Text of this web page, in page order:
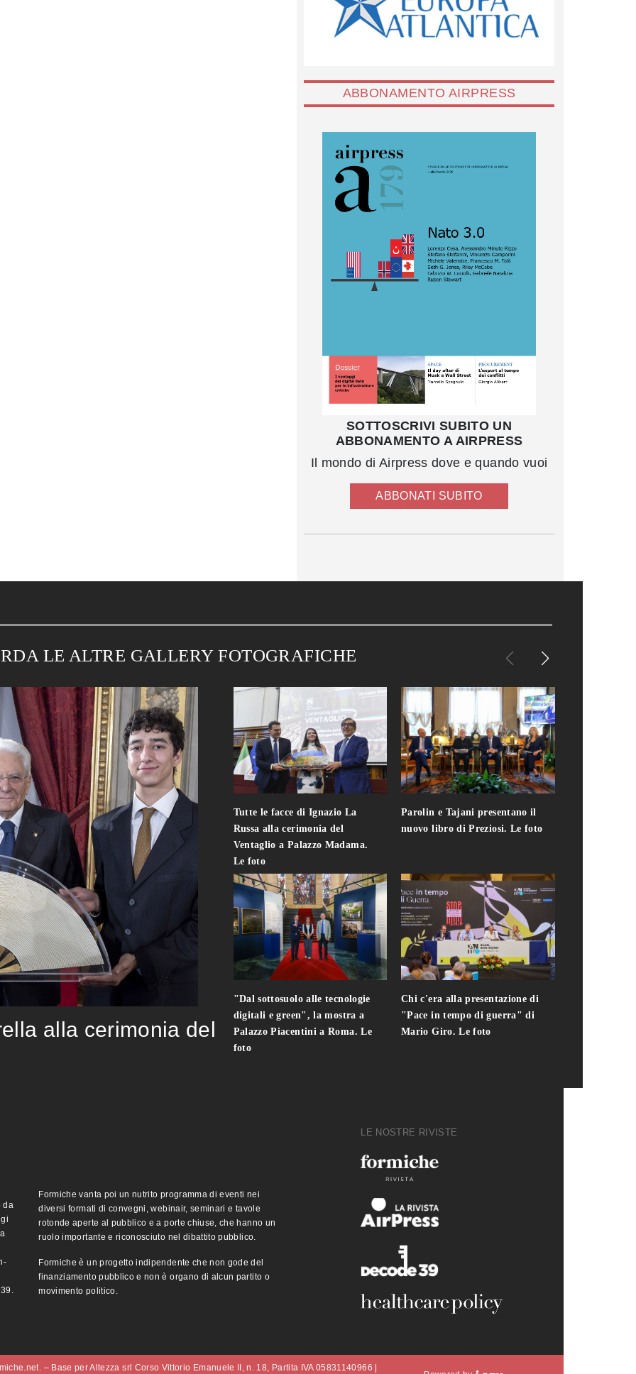
ABBONAMENTO AIRPRESS
SOTTOSCRIVI SUBITO UN
ABBONAMENTO A AIRPRESS
Il mondo di Airpress dove e quando vuoi
ABBONATI SUBITO
LE ALTRE GALLERY FOTOGRAFICHE
alla cerimonia del
Tutte le facce di Ignazio La
Russa alla cerimonia del
Ventaglio a Palazzo Madama.
Le foto
"Dal sottosuolo alle tecnologie
digitali e green", la mostra a
Palazzo Piacentini a Roma. Le
foto
Parolin e Tajani presentano il
nuovo libro di Preziosi. Le foto
Chi c'era alla presentazione di
"Pace in tempo di guerra" di
Mario Giro. Le foto
da
Formiche vanta poi un nutrito programma di eventi nei
diversi formati di convegni, webinair, seminari e tavole
rotonde aperte al pubblico e a porte chiuse, che hanno un
ruolo importante e riconosciuto nel dibattito pubblico.
Formiche è un progetto indipendente che non gode del
finanziamento pubblico e non è organo di alcun partito o
movimento politico.
LE NOSTRE RIVISTE
– Base per Altezza srl Corso Vittorio Emanuele II, n. 18, Partita IVA 05831140966 |